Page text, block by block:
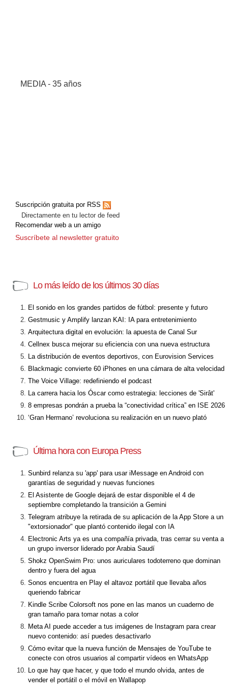
MEDIA - 35 años
Suscripción gratuita por RSS
Directamente en tu lector de feed
Recomendar web a un amigo
Suscríbete al newsletter gratuito
Lo más leído de los últimos 30 días
El sonido en los grandes partidos de fútbol: presente y futuro
Gestmusic y Amplify lanzan KAI: IA para entretenimiento
Arquitectura digital en evolución: la apuesta de Canal Sur
Cellnex busca mejorar su eficiencia con una nueva estructura
La distribución de eventos deportivos, con Eurovision Services
Blackmagic convierte 60 iPhones en una cámara de alta velocidad
The Voice Village: redefiniendo el podcast
La carrera hacia los Óscar como estrategia: lecciones de 'Sirât'
8 empresas pondrán a prueba la “conectividad crítica” en ISE 2026
‘Gran Hermano’ revoluciona su realización en un nuevo plató
Última hora con Europa Press
Sunbird relanza su 'app' para usar iMessage en Android con
garantías de seguridad y nuevas funciones
El Asistente de Google dejará de estar disponible el 4 de
septiembre completando la transición a Gemini
Telegram atribuye la retirada de su aplicación de la App Store a un
"extorsionador" que plantó contenido ilegal con IA
Electronic Arts ya es una compañía privada, tras cerrar su venta a
un grupo inversor liderado por Arabia Saudí
Shokz OpenSwim Pro: unos auriculares todoterreno que dominan
dentro y fuera del agua
Sonos encuentra en Play el altavoz portátil que llevaba años
queriendo fabricar
Kindle Scribe Colorsoft nos pone en las manos un cuaderno de
gran tamaño para tomar notas a color
Meta AI puede acceder a tus imágenes de Instagram para crear
nuevo contenido: así puedes desactivarlo
Cómo evitar que la nueva función de Mensajes de YouTube te
conecte con otros usuarios al compartir vídeos en WhatsApp
Lo que hay que hacer, y que todo el mundo olvida, antes de
vender el portátil o el móvil en Wallapop